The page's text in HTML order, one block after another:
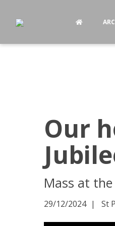
Our
Mass at
29/12/2024 St